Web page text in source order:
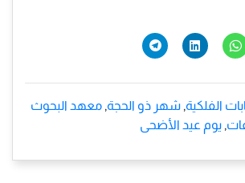
الفلكية, شهر ذو الحجة, معهد البحوث
, يوم عيد الأضحى